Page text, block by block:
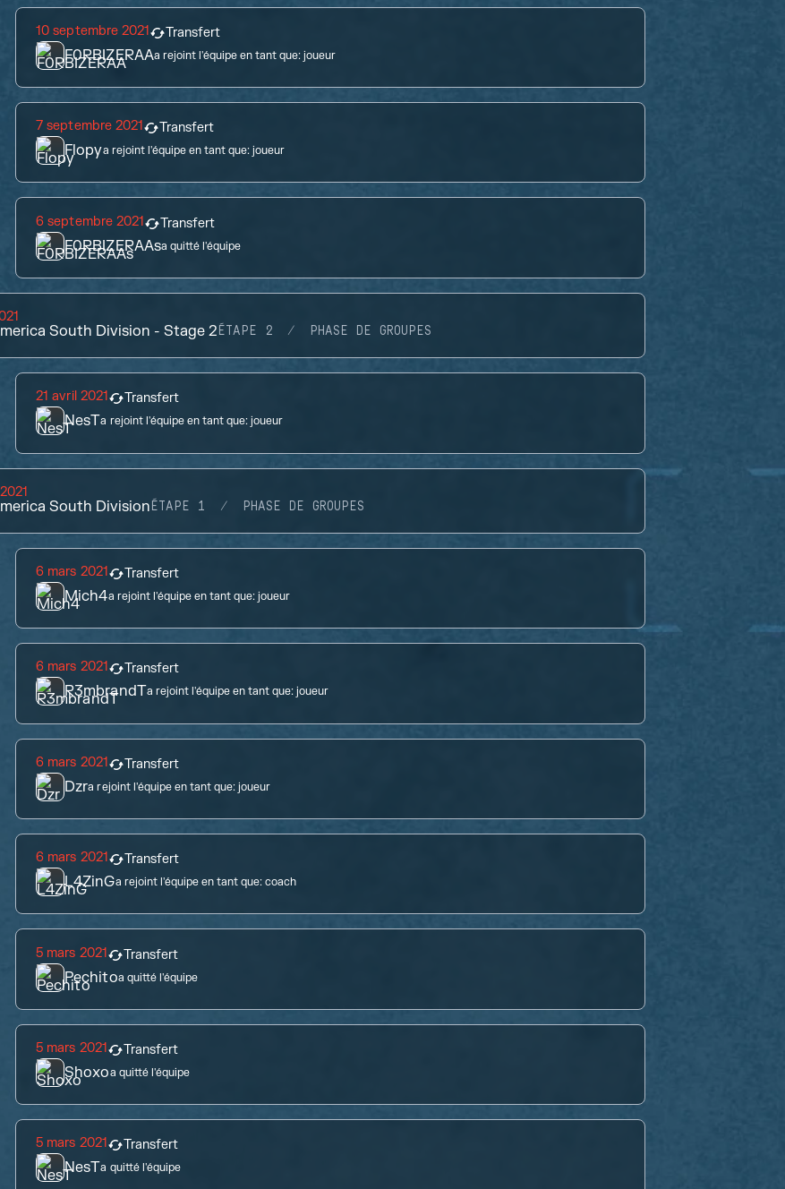
10 septembre 2021 Transfert
F0RBIZERAAa rejoint l'équipe en tant que: joueur
7 septembre 2021 Transfert
Flopya rejoint l'équipe en tant que:joueur
6 septembre 2021 Transfert
F0RBIZERAAsa quitté l'équipe
South Division - Stage 2ÉTAPE 2 PHASE DE GROUPES
21 avril 2021 Transfert
NesTa rejoint l'équipe en tant que:joueur
South Division ÉTAPE 1 PHASE DE GROUPES
6 mars 2021 Transfert
Mich4a rejoint l'équipe en tant que:joueur
6 mars 2021 Transfert
R3mbrandTa rejoint l'équipe en tant que: joueur
6 mars 2021 Transfert
Dzra rejoint l'équipe en tant que:joueur
6 mars 2021 Transfert
L4ZinGa rejoint l'équipe en tant que:coach
5 mars 2021 Transfert
Pechitoa quitté l'équipe
5 mars 2021 Transfert
Shoxoa quitté l'équipe
5 mars 2021 Transfert
NesTa quitté l'équipe